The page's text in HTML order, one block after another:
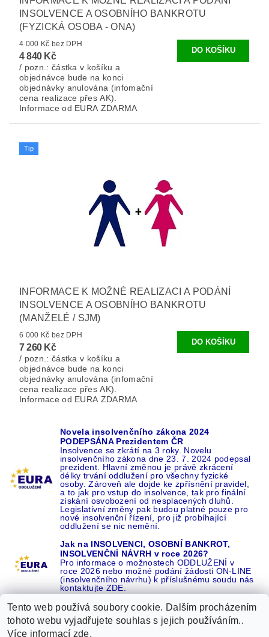
INSOLVENCE A OSOBNÍHO BANKROTU
(FYZICKÁ OSOBA - ONA)
4 000 Kč bez DPH
4 840 Kč
/ pozn.: částka v košíku a
objednávce bude na konci
objednávky anulována (infomační
cena realizace přes AK).
Informace od EURA ZDARMA
Tip
INFORMACE K MOŽNÉ REALIZACI A PODÁNÍ
INSOLVENCE A OSOBNÍHO BANKROTU
(MANŽELÉ / SJM)
6 000 Kč bez DPH
7 260 Kč
/ pozn.: částka v košíku a
objednávce bude na konci
objednávky anulována (infomační
cena realizace přes AK).
Informace od EURA ZDARMA
Novela insolvenčního zákona 2024
PODEPSÁNA Prezidentem ČR
Insolvence se zkrátí na 3 roky. Novelu
insolvenčního zákona dne 23. 7. 2024 podepsal
prezident. Hlavní změnou je právě zkrácení
délky trvání oddlužení pro všechny fyzické
osoby. Zároveň ale dojde ke zpřísnění pravidel,
a to jak pro vstup do insolvence, tak pro finální
získání osvobození od nesplacených dluhů.
Legislativní změny pak budou platné pouze pro
nové insolvenční řízení, pro již probíhající
oddlužení se nic nemění.
Jak na INSOLVENCI, OSOBNÍ BANKROT,
INSOLVENČNÍ NÁVRH v roce 2026?
Pro informace o možnostech ODDLUŽENÍ v
roce 2026 nebo možné podání žádosti ON-LINE
(insolvenčního návrhu) k příslušnému soudu nás
kontaktujte ZDE.
Tento web používá soubory cookie. Dalším procházením
tohoto webu vyjadřujete souhlas s jejich používáním..
Více informací zde.